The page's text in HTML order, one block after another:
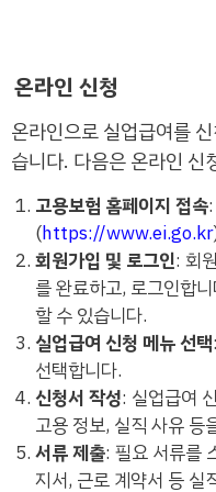
온라인 신청
온라인으로 실업급여를
습니다. 다음은 온라인 신
고용보험 홈페이지 접속
(https://www.ei.go.kr
회원가입 및 로그인: 회
를 완료하고, 로그인합
할 수 있습니다.
실업급여 신청 메뉴 선택
선택합니다.
신청서 작성: 실업급여
고용 정보, 실직 사유 등
서류 제출: 필요 서류를
지서, 근로 계약서 등 실